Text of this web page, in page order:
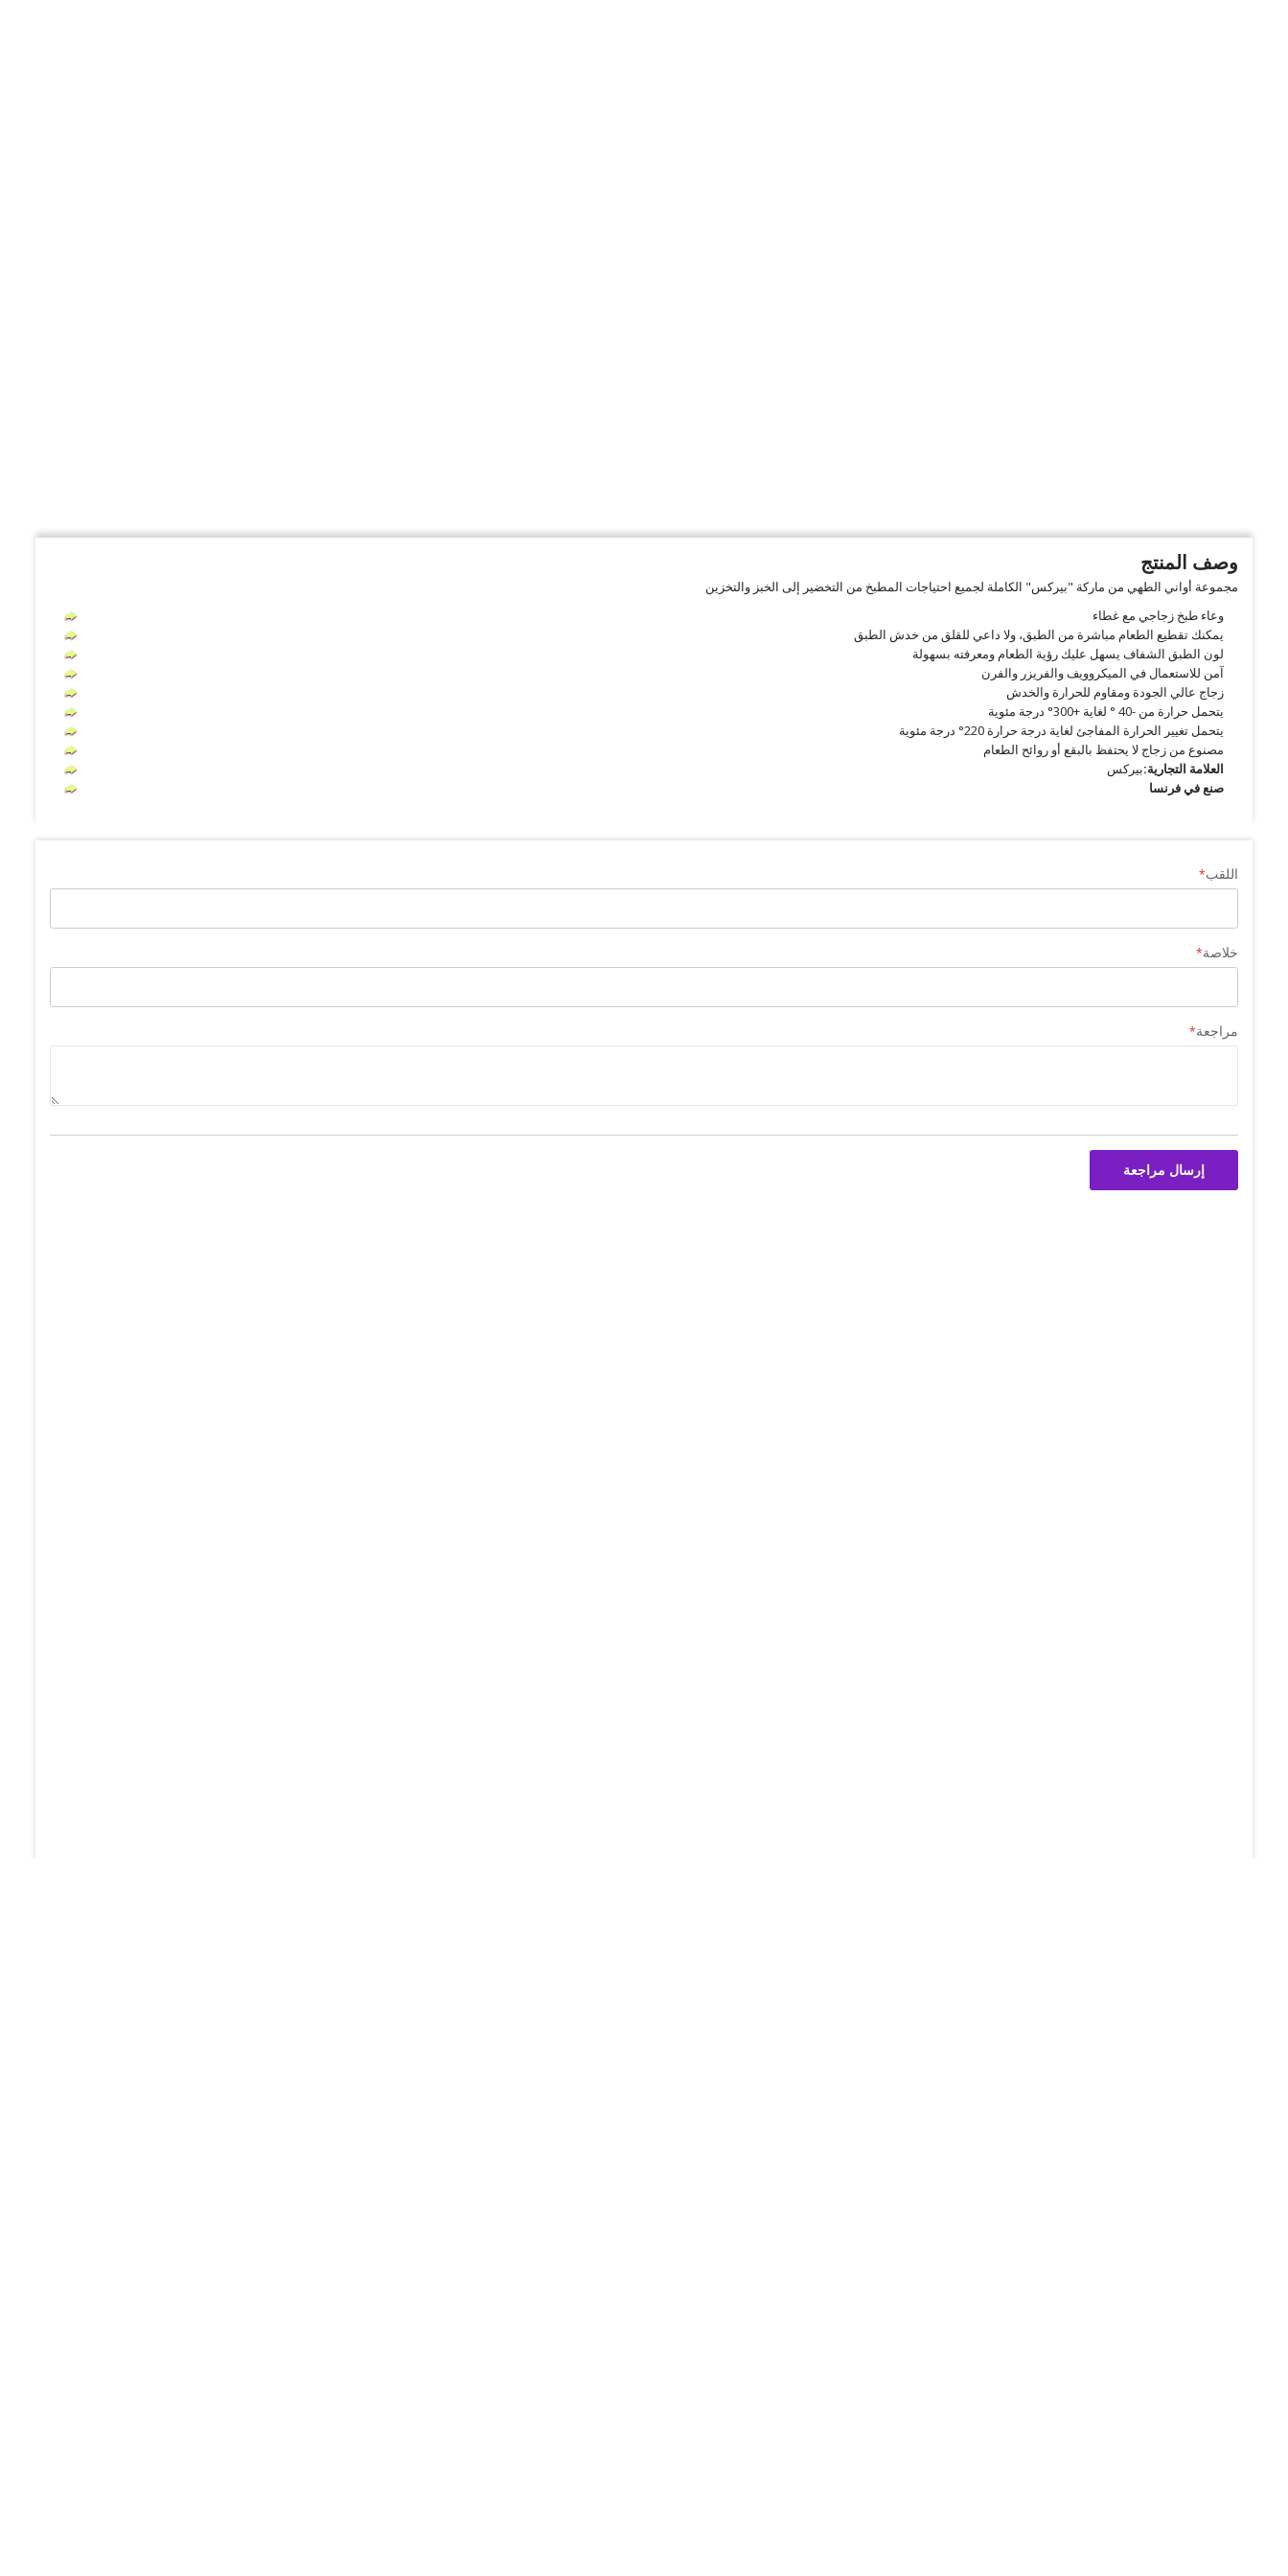
وصف المنتج
مجموعة أواني الطهي من ماركة "بيركس" الكاملة لجميع احتياجات المطبخ من التخضير إلى الخبز والتخزين
وعاء طبخ زجاجي مع غطاء
يمكنك تقطيع الطعام مباشرة من الطبق، ولا داعي للقلق من خدش الطبق
لون الطبق الشفاف يسهل عليك رؤية الطعام ومعرفته بسهولة
آمن للاستعمال في الميكروويف والفريزر والفرن
زجاج عالي الجودة ومقاوم للحرارة والخدش
يتحمل حرارة من -40 ° لغاية +300° درجة مئوية
يتحمل تغيير الحرارة المفاجئ لغاية درجة حرارة 220° درجة مئوية
مصنوع من زجاج لا يحتفظ بالبقع أو روائح الطعام
العلامة التجارية:بيركس
صنع في فرنسا
اللقب
خلاصة
مراجعة
إرسال مراجعة